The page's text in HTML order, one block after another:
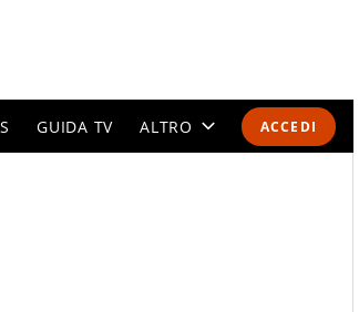
ACCEDI
GUIDA TV ALTRO